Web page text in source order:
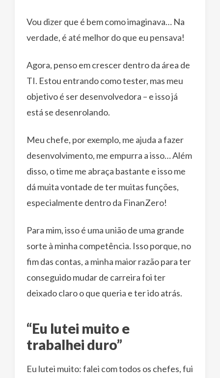
Vou dizer que é bem como imaginava… Na
verdade, é até melhor do que eu pensava!
Agora, penso em crescer dentro da área de
TI. Estou entrando como tester, mas meu
objetivo é ser desenvolvedora – e isso já
está se desenrolando.
Meu chefe, por exemplo, me ajuda a fazer
desenvolvimento, me empurra a isso… Além
disso, o time me abraça bastante e isso me
dá muita vontade de ter muitas funções,
especialmente dentro da FinanZero!
Para mim, isso é uma união de uma grande
sorte à minha competência. Isso porque, no
fim das contas, a minha maior razão para ter
conseguido mudar de carreira foi ter
deixado claro o que queria e ter ido atrás.
“Eu lutei muito e
trabalhei duro”
Eu lutei muito: falei com todos os chefes, fui